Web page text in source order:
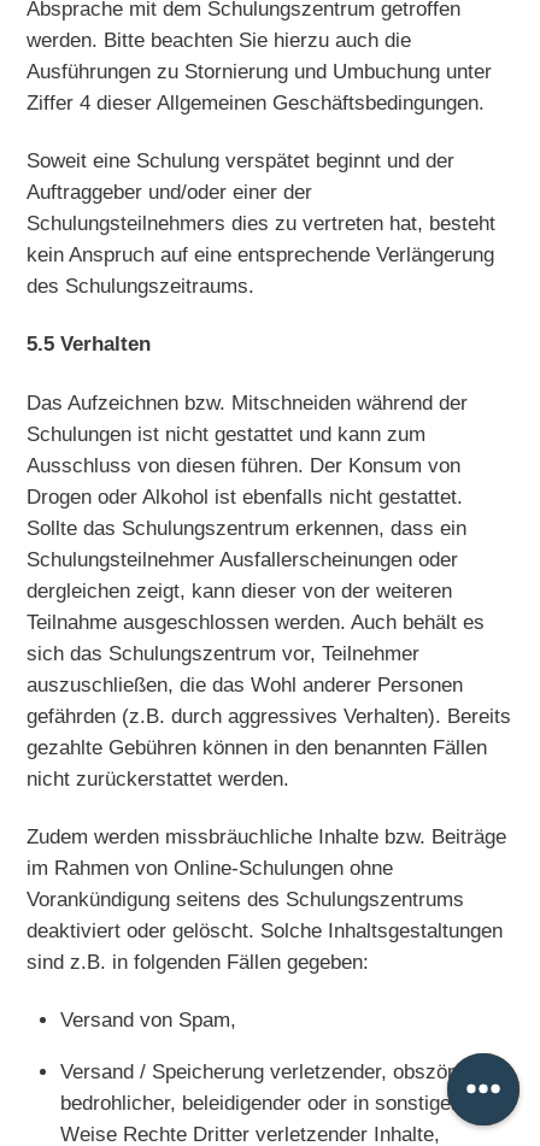
Absprache mit dem Schulungszentrum getroffen
werden. Bitte beachten Sie hierzu auch die
Ausführungen zu Stornierung und Umbuchung unter
Ziffer 4 dieser Allgemeinen Geschäftsbedingungen.
Soweit eine Schulung verspätet beginnt und der
Auftraggeber und/oder einer der
Schulungsteilnehmers dies zu vertreten hat, besteht
kein Anspruch auf eine entsprechende Verlängerung
des Schulungszeitraums.
5.5 Verhalten
Das Aufzeichnen bzw. Mitschneiden während der
Schulungen ist nicht gestattet und kann zum
Ausschluss von diesen führen. Der Konsum von
Drogen oder Alkohol ist ebenfalls nicht gestattet.
Sollte das Schulungszentrum erkennen, dass ein
Schulungsteilnehmer Ausfallerscheinungen oder
dergleichen zeigt, kann dieser von der weiteren
Teilnahme ausgeschlossen werden. Auch behält es
sich das Schulungszentrum vor, Teilnehmer
auszuschließen, die das Wohl anderer Personen
gefährden (z.B. durch aggressives Verhalten). Bereits
gezahlte Gebühren können in den benannten Fällen
nicht zurückerstattet werden.
Zudem werden missbräuchliche Inhalte bzw. Beiträge
im Rahmen von Online-Schulungen ohne
Vorankündigung seitens des Schulungszentrums
deaktiviert oder gelöscht. Solche Inhaltsgestaltungen
sind z.B. in folgenden Fällen gegeben:
Versand von Spam,
Versand / Speicherung verletzender, obszöner,
bedrohlicher, beleidigender oder in sonstiger
Weise Rechte Dritter verletzender Inhalte,